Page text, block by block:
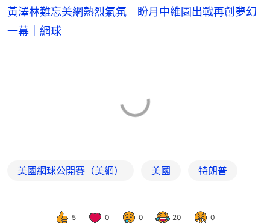
黃澤林難忘美網熱烈氣氛 盼月中維園出戰再創夢幻
一幕｜網球
美國網球公開賽（美網） 美國 特朗普
5 0 0 20 0